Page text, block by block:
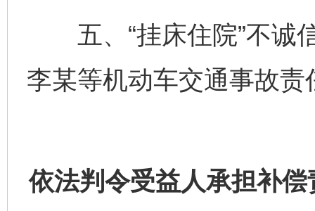
五、“挂床住院”不诚
李某等机动车交通事故责
依法判令受益人承担补